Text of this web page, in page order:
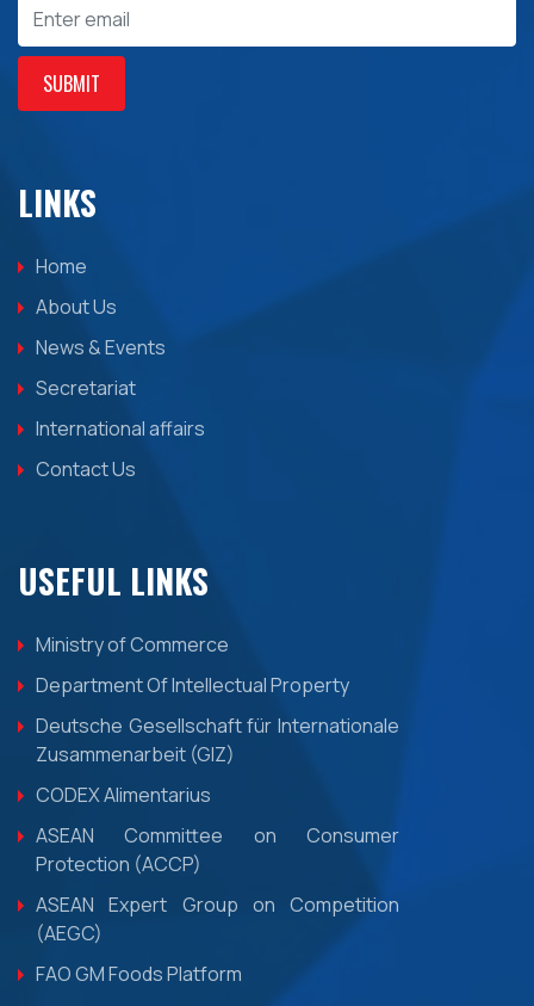
SUBMIT
LINKS
Home
About Us
News & Events
Secretariat
International affairs
Contact Us
USEFUL LINKS
Ministry of Commerce
Department Of Intellectual Property
Deutsche Gesellschaft für Internationale
Zusammenarbeit (GIZ)
CODEX Alimentarius
ASEAN Committee on Consumer
Protection (ACCP)
ASEAN Expert Group on Competition
(AEGC)
FAO GM Foods Platform